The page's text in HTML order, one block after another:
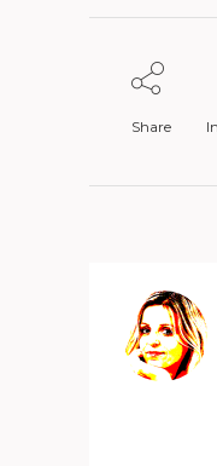
Share